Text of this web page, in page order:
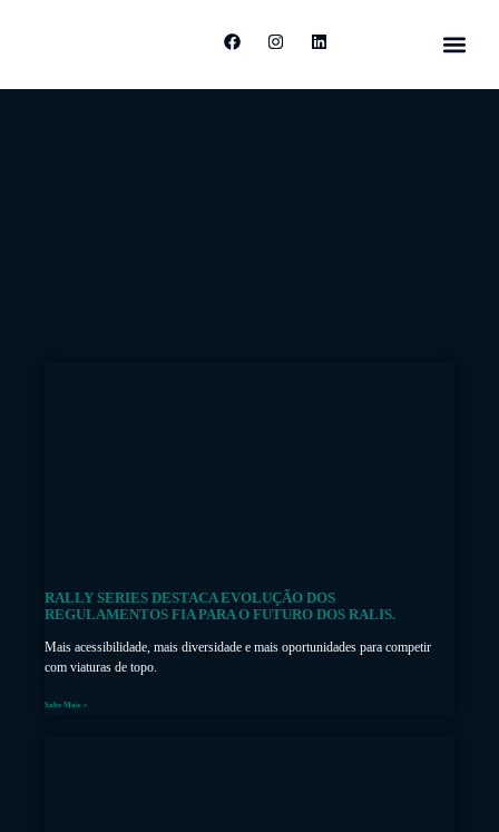
RALLY SERIES DESTACA EVOLUÇÃO DOS
REGULAMENTOS FIA PARA O FUTURO DOS RALIS.
Mais acessibilidade, mais diversidade e mais oportunidades para competir
com viaturas de topo.
Sabe Mais »